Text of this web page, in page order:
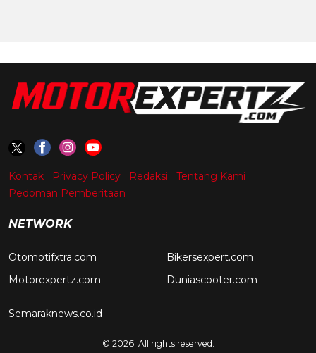
Kontak Privacy Policy Redaksi
Tentang Kami
Pedoman Pemberitaan
NETWORK
Otomotifxtra.com
Motorexpertz.com
Bikersexpert.com
Duniascooter.com
Semaraknews.co.id
© 2026. All rights reserved.